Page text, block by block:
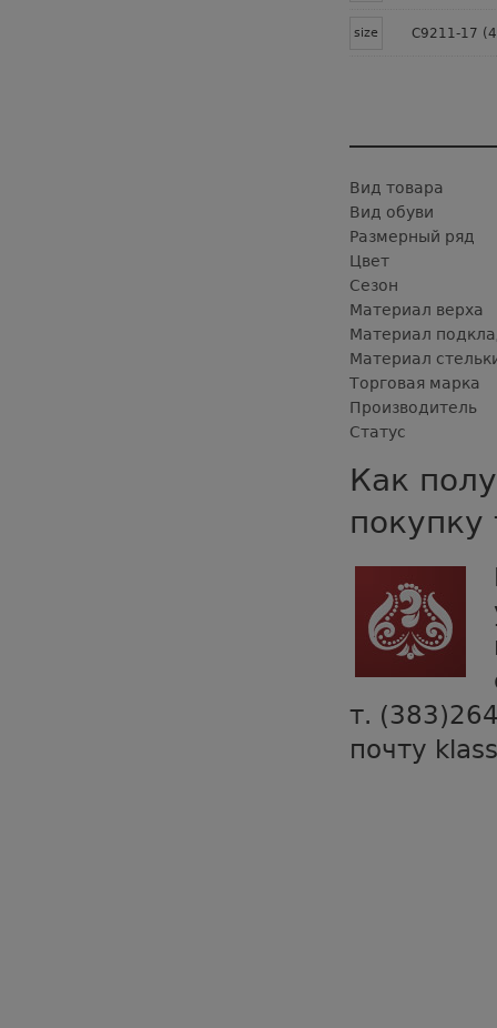
size C9211-17
Вид товара
Вид обуви
Размерный ряд
Цвет
Сезон
Материал верха
Материал
Материал
Торговая марка
Производитель
Статус
Как
покупку
т.
почту